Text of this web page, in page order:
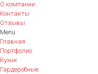
О компании
Контакты
Отзывы
Menu
Главная
Портфолио
Кухни
Гардеробные